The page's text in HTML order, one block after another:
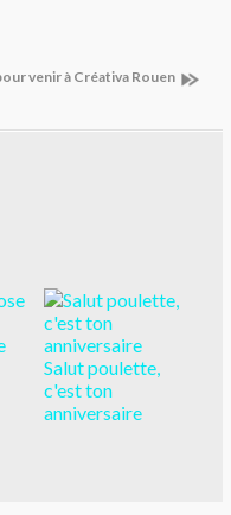
venir à Créativa Rouen
Salut poulette,
c'est ton
anniversaire